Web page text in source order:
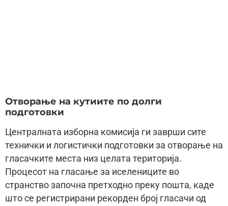
Отворање на кутиите по долги
подготовки
Централната изборна комисија ги заврши сите
технички и логистички подготовки за отворање на
гласачките места низ целата територија.
Процесот на гласање за иселениците во
странство започна претходно преку пошта, каде
што се регистрирани рекорден број гласачи од